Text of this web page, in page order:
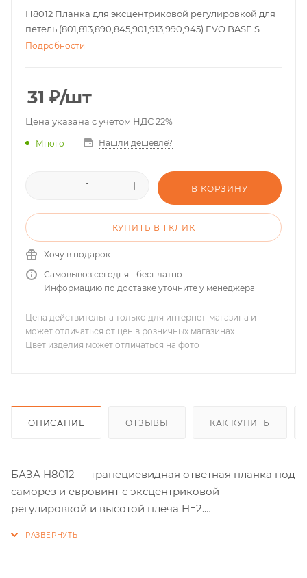
H8012 Планка для эксцентриковой регулировкой для
петель (801,813,890,845,901,913,990,945) EVO BASE S
Подробности
31 ₽/шт
Цена указана с учетом НДС 22%
Много Нашли дешевле?
В КОРЗИНУ
КУПИТЬ В 1 КЛИК
Хочу в подарок
Самовывоз сегодня - бесплатно
Информацию по доставке уточните у менеджера
Цена действительна только для интернет-магазина и
может отличаться от цен в розничных магазинах
Цвет изделия может отличаться на фото
ОПИСАНИЕ ОТЗЫВЫ КАК КУПИТЬ
БАЗА H8012 — трапециевидная ответная планка под
саморез и евровинт с эксцентриковой
регулировкой и высотой плеча H=2.